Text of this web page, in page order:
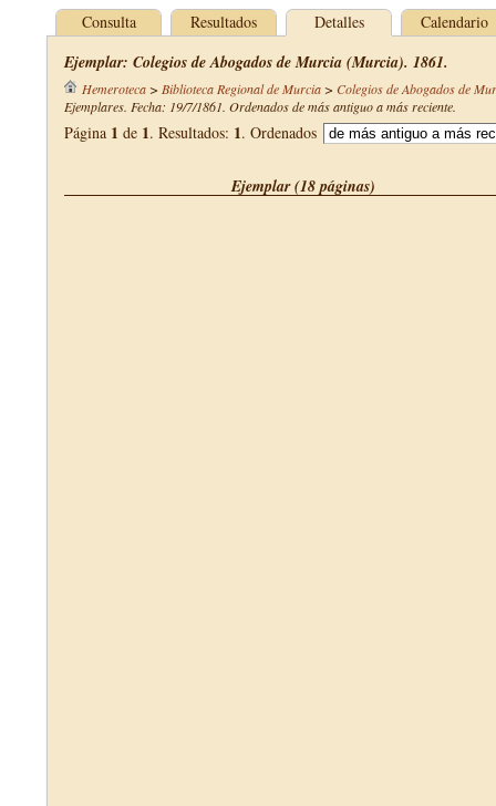
Consulta Resultados Detalles Calendario
Ejemplar: Colegios de Abogados de Murcia (Murcia). 1861.
Hemeroteca> Biblioteca Regional de Murcia> Colegios de Abogados de
Ejemplares. Fecha: 19/7/1861. Ordenados de más antiguo a más reciente.
Página 1 de 1. Resultados: 1. Ordenados
Ejemplar (18 páginas)